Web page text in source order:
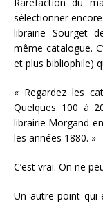
sélectionner
librairie Sourget
même catalogue.
et plus bibliophile)
« Regardez les
Quelques 100 à
librairie Morgand
les années 1880. »
C’est vrai. On ne
Un autre point qui